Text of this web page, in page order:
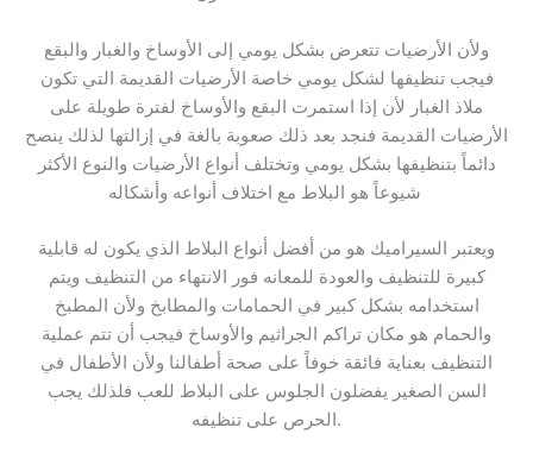
ولأن الأرضيات تتعرض بشكل يومي إلى الأوساخ والغبار والبقع
فيجب تنظيفها لشكل يومي خاصة الأرضيات القديمة التي تكون
ملاذ الغبار لأن إذا استمرت البقع والأوساخ لفترة طويلة على
الأرضيات القديمة فنجد بعد ذلك صعوبة بالغة في إزالتها لذلك ينصح
دائماً بتنظيفها بشكل يومي وتختلف أنواع الأرضيات والنوع الأكثر
شيوعاً هو البلاط مع اختلاف أنواعه وأشكاله
ويعتبر السيراميك هو من أفضل أنواع البلاط الذي يكون له قابلية
كبيرة للتنظيف والعودة للمعانه فور الانتهاء من التنظيف ويتم
استخدامه بشكل كبير في الحمامات والمطابخ ولأن المطبخ
والحمام هو مكان تراكم الجراثيم والأوساخ فيجب أن تتم عملية
التنظيف بعناية فائقة خوفاً على صحة أطفالنا ولأن الأطفال في
السن الصغير يفضلون الجلوس على البلاط للعب فلذلك يجب
الحرص على تنظيفه.